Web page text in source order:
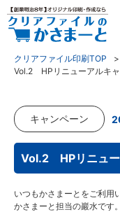
クリアファイル印刷TOP
Vol.2 HPリニューアルキ
キャンペーン
Vol.2 HPリニュー
いつもかさまーとをご利用
かさまーと担当の巖水です。